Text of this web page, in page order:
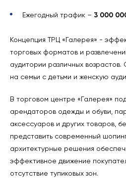
Ежегодный трафик – 3 000
Концепция ТРЦ «Галерея» -
торговых форматов и
аудитории различных
на семьи с детьми и женскую
В торговом центре «Галерея»
арендаторов одежды и обуви,
аксессуаров и других товаров,
представить современный
архитектурные решения
эффективное движение
отсутствие тупиковых зон.